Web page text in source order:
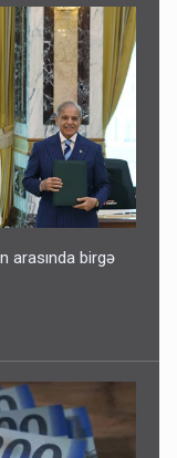
arasında birgə